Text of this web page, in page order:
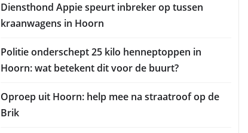
Diensthond Appie speurt inbreker op tussen
kraanwagens in Hoorn
Politie onderschept 25 kilo henneptoppen in
Hoorn: wat betekent dit voor de buurt?
Oproep uit Hoorn: help mee na straatroof op de
Brik